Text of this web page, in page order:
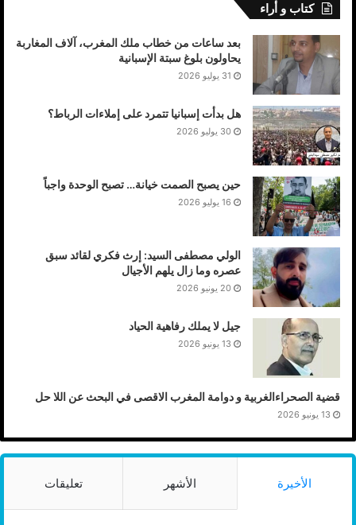
كتاب و أراء
بعد ساعات من خطاب ملك المغرب، آلاف المغاربة
يحاولون بلوغ سبتة الإسبانية
31 يوليو 2026
هل بدأت إسبانيا تتمرد على إملاءات الرباط؟
30 يوليو 2026
حين يصبح الصمت خيانة… تصبح الوحدة واجباً
16 يوليو 2026
الولي مصطفى السيد: إرث فكري لقائد سبق
عصره وما زال يلهم الأجيال
20 يونيو 2026
جيل لا يملك رفاهية الحياد
13 يونيو 2026
قضية الصحراءالغربية و دوامة المغرب الاقصى في البحث عن اللا حل
13 يونيو 2026
الأخيرة الأشهر تعليقات